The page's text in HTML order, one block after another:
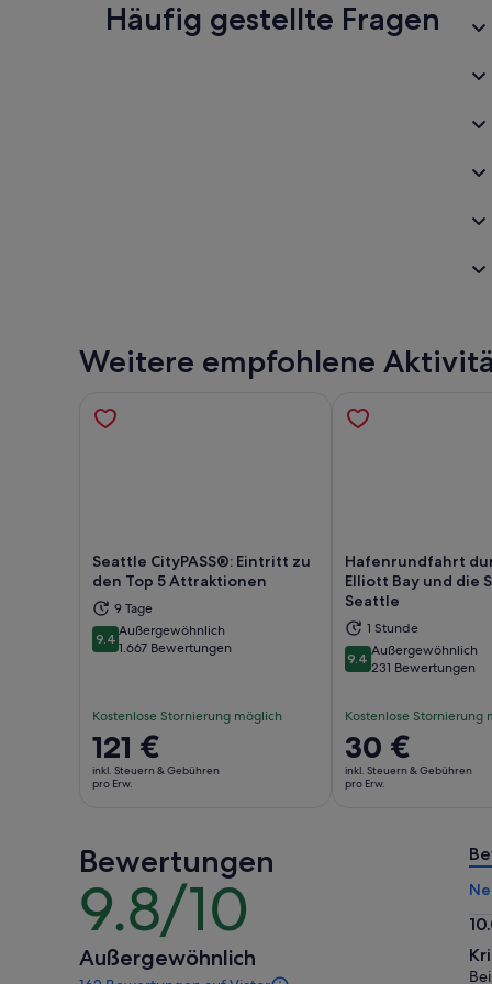
Häufig gestellte Fragen
Weitere empfohlene
Seattle CityPASS®: Eintritt zu
den Top 5 Attraktionen
9 Tage
9.49.4 von 10
Außergewöhnlich
1.667 Bewertungen
Kostenlose Stornierung möglich
Der
Preis
beträgt
Erw.
121 €
inkl. Steuern & Gebühren
pro Erw.
Wird in einem neuen Tab geöffnet
Hafenrundfahrt
Elliott Bay und die
Seattle
1 Stunde
9.49.4 von 10
Außergewöhnlich
231 Bewertungen
Kostenlose Stornierung
Der
Preis
beträgt
30 €
inkl. Steuern & Gebühren
pro Erw.
Bewertungen
9.8/10
9.8
von
10
Außergewöhnlich